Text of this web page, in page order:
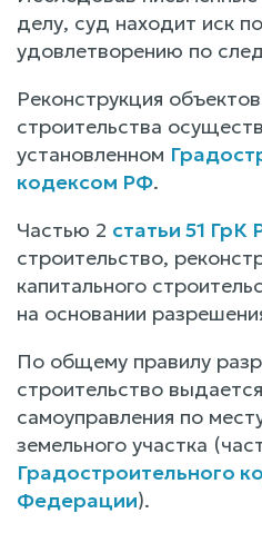
делу, суд находит иск
удовлетворению по
Реконструкция
строительства
установленном
кодексом РФ.
Частью 2 статьи 51 ГрК
строительство,
капитального
на основании
По общему правилу
строительство
самоуправления по
земельного участка
Градостроительного
Федерации).